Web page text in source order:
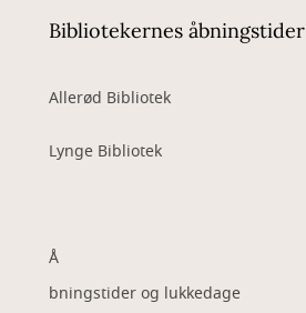
Bibliotekernes åbningstider
Allerød Bibliotek
Lynge Bibliotek
Å
bningstider og lukkedage